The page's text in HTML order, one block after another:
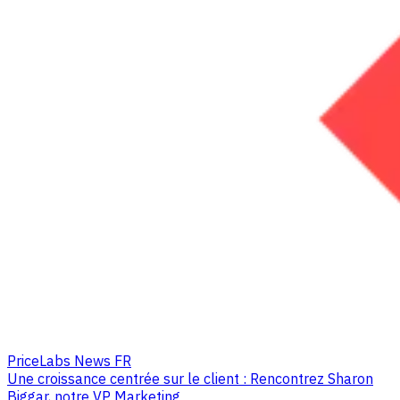
PriceLabs News FR
Une croissance centrée sur le client : Rencontrez Sharon